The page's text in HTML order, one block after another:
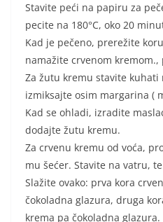
Stavite peći na papiru za
pecite na 180°C, oko 20
Kad je pečeno, prerežite
namažite crvenom
Za žutu kremu stavite kuhati
izmiksajte osim margarina (
Kad se ohladi, izradite
dodajte žutu kremu.
Za crvenu kremu od voća,
mu šećer. Stavite na vatru,
Slažite ovako: prva kora
čokoladna glazura, druga
krema pa čokoladna